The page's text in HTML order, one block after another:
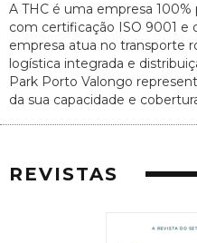
A THC é uma empresa
com certificação ISO 9001 e
empresa atua no transporte
logística integrada e
Park Porto Valongo
da sua capacidade e
REVISTAS